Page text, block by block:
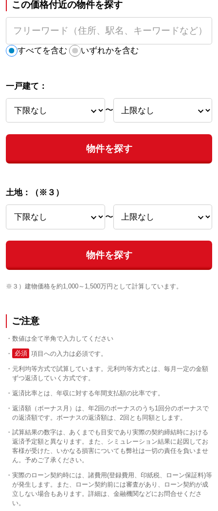
この価格付近の物件を探す
すべてを含む いずれかを含む
一戸建て：
〜
物件を探す
土地： （※３）
〜
物件を探す
※３）建物価格を約1,000～1,500万円として計算しています。
ご注意
数値は全て半角で入力してください
必須 項目への入力は必須です。
元利均等方式で試算しています。元利均等方式とは、毎月一定の金額
ずつ返済していく方式です。
返済比率とは、年収に対する年間支払額の比率です。
返済額（ボーナス月）は、年2回のボーナスのうち1回分のボーナスで
の返済額です。ボーナスの返済額は、2回とも同額とします。
試算結果の数字は、あくまでも目安であり実際の契約締結時における
返済予定額と異なります。また、シミュレーション結果に起因してお
客様が受けた、いかなる損害についても弊社は一切の責任を負いませ
ん。予めご了承ください。
実際のローン契約時には、諸費用(登録費用、印紙税、ローン保証料)等
が発生します。また、ローン契約前には審査があり、ローン契約が成
立しない場合もあります。詳細は、金融機関などにお問合せくださ
い。